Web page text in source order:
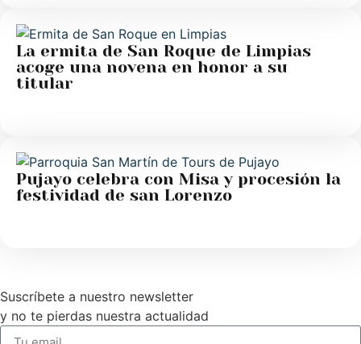
La ermita de San Roque de Limpias
acoge una novena en honor a su
titular
Pujayo celebra con Misa y procesión la
festividad de san Lorenzo
Suscríbete a nuestro newsletter
y no te pierdas nuestra actualidad